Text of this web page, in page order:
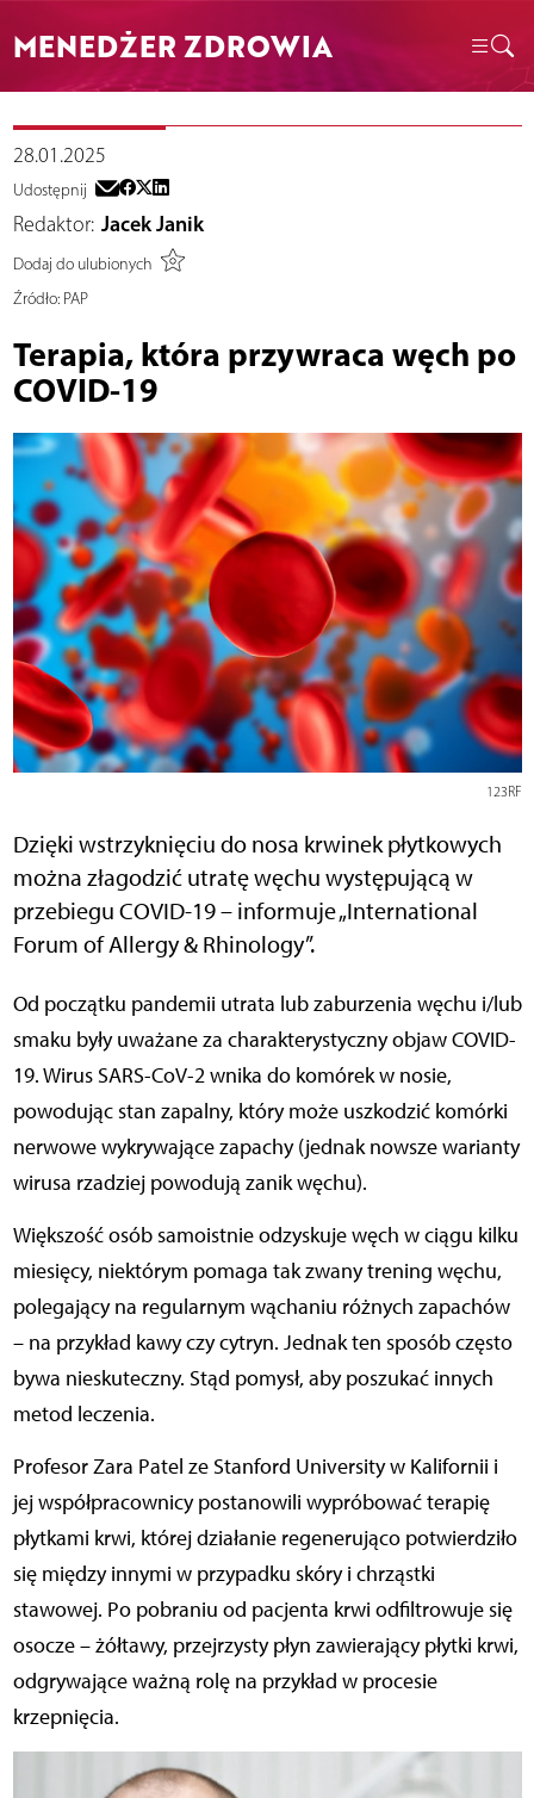
MENEDŻER ZDROWIA
28.01.2025
Udostępnij
Redaktor: Jacek Janik
Dodaj do ulubionych
Źródło:PAP
Terapia, która przywraca węch po
COVID-19
123RF
Dzięki wstrzyknięciu do nosa krwinek płytkowych
można złagodzić utratę węchu występującą w
przebiegu COVID-19 – informuje „International
Forum of Allergy & Rhinology”.
Od początku pandemii utrata lub zaburzenia węchu i/lub
smaku były uważane za charakterystyczny objaw COVID-
19. Wirus SARS-CoV-2 wnika do komórek w nosie,
powodując stan zapalny, który może uszkodzić komórki
nerwowe wykrywające zapachy (jednak nowsze warianty
wirusa rzadziej powodują zanik węchu).
Większość osób samoistnie odzyskuje węch w ciągu kilku
miesięcy, niektórym pomaga tak zwany trening węchu,
polegający na regularnym wąchaniu różnych zapachów
– na przykład kawy czy cytryn. Jednak ten sposób często
bywa nieskuteczny. Stąd pomysł, aby poszukać innych
metod leczenia.
Profesor Zara Patel ze Stanford University w Kalifornii i
jej współpracownicy postanowili wypróbować terapię
płytkami krwi, której działanie regenerująco potwierdziło
się między innymi w przypadku skóry i chrząstki
stawowej. Po pobraniu od pacjenta krwi odfiltrowuje się
osocze – żółtawy, przejrzysty płyn zawierający płytki krwi,
odgrywające ważną rolę na przykład w procesie
krzepnięcia.